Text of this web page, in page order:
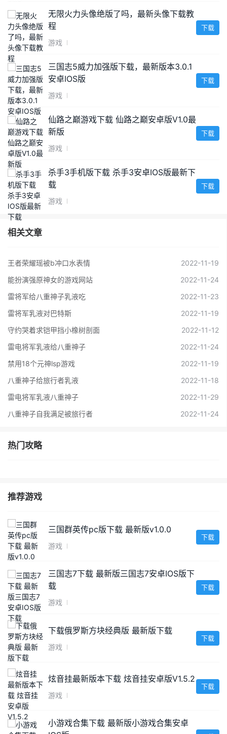
无限火力头像绝版了吗，最新头像下载教
程
游戏
下载
三国志5威力加强版下载，最新版本3.0.1
安卓IOS版
游戏
下载
仙路之巅游戏下载 仙路之巅安卓版V1.0最
新版
游戏
下载
杀手3手机版下载 杀手3安卓IOS版最新下
载
游戏
下载
相关文章
王者荣耀瑶被b冲口水表情
2022-11-19
能扮演强原神女的游戏网站
2022-11-24
雷将军给八重神子乳液吃
2022-11-23
雷将军乳液对巴特斯
2022-11-19
守约哭着求铠甲挡小橡树剖面
2022-11-12
雷电将军乳液给八重神子
2022-11-24
禁用18个元神lsp游戏
2022-11-19
八重神子给旅行者乳液
2022-11-18
雷电将军乳液八重神子
2022-11-29
八重神子自我满足被旅行者
2022-11-24
热门攻略
推荐游戏
三国群英传pc版下载 最新版v1.0.0
游戏
下载
三国志7下载 最新版三国志7安卓IOS版下
载
游戏
下载
下载俄罗斯方块经典版 最新版下载
游戏
下载
炫音挂最新版本下载 炫音挂安卓版V1.5.2
游戏
下载
小游戏合集下载 最新版小游戏合集安卓